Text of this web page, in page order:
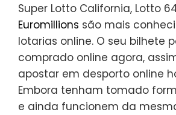
Super Lotto California, Lotto
Euromillions são mais
lotarias online. O seu bilhete
comprado online agora,
apostar em desporto online
Embora tenham tomado
e ainda funcionem da